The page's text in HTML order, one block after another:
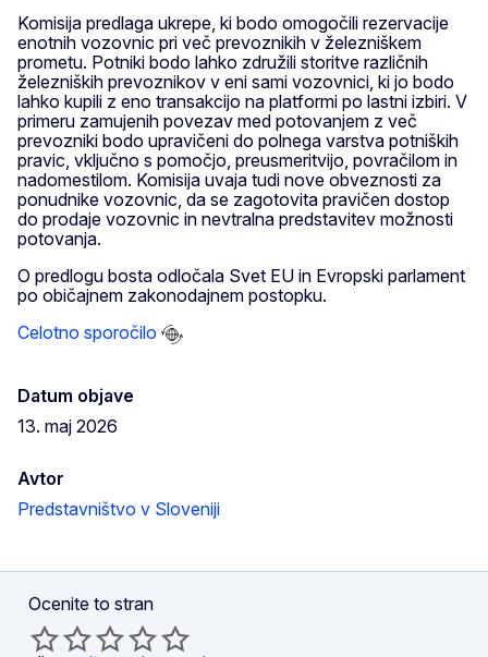
Komisija predlaga ukrepe, ki bodo omogočili rezervacije
enotnih vozovnic pri več prevoznikih v železniškem
prometu. Potniki bodo lahko združili storitve različnih
železniških prevoznikov v eni sami vozovnici, ki jo bodo
lahko kupili z eno transakcijo na platformi po lastni izbiri. V
primeru zamujenih povezav med potovanjem z več
prevozniki bodo upravičeni do polnega varstva potniških
pravic, vključno s pomočjo, preusmeritvijo, povračilom in
nadomestilom. Komisija uvaja tudi nove obveznosti za
ponudnike vozovnic, da se zagotovita pravičen dostop
do prodaje vozovnic in nevtralna predstavitev možnosti
potovanja.
O predlogu bosta odločala Svet EU in Evropski parlament
po običajnem zakonodajnem postopku.
Celotno sporočilo
Datum objave
13. maj 2026
Avtor
Predstavništvo v Sloveniji
Ocenite to stran